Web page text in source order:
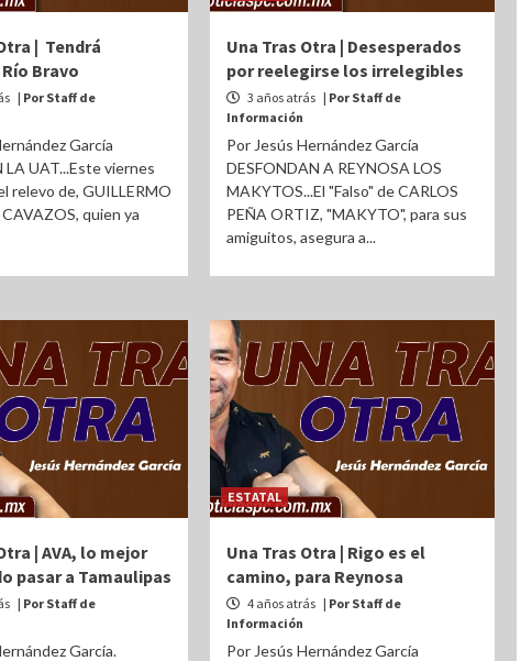
| Tendrá
Bravo
| Por Staff de
García
LA UAT...Este viernes
relevo de, GUILLERMO
quien ya
Una Tras Otra | Desesperados
por reelegirse los irrelegibles
3 años atrás | Por Staff de
Información
Por Jesús Hernández García
DESFONDAN A REYNOSA LOS
MAKYTOS...El "Falso" de CARLOS
PEÑA ORTIZ, "MAKYTO", para sus
amiguitos, asegura a...
| AVA, lo mejor
pasar a Tamaulipas
| Por Staff de
García.
ESTATAL
Una Tras Otra | Rigo es el
camino, para Reynosa
4 años atrás | Por Staff de
Información
Por Jesús Hernández García